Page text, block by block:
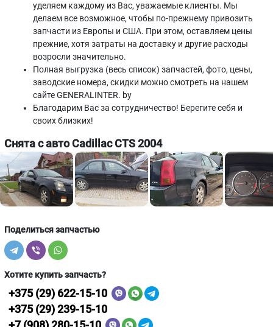
уделяем каждому из Вас, уважаемые клиенты. Мы
делаем все возможное, чтобы по-прежнему привозить
запчасти из Европы и США. При этом, оставляем цены
прежние, хотя затраты на доставку и другие расходы
возросли значительно.
Полная выгрузка (весь список) запчастей, фото, цены,
заводские номера, скидки можно смотреть на нашем
сайте GENERALINTER. by
Благодарим Вас за сотрудничество! Берегите себя и
своих близких!
Снята с авто Cadillac CTS 2004
Поделиться запчастью
Хотите купить запчасть?
+375 (29) 622-15-10
+375 (29) 239-15-10